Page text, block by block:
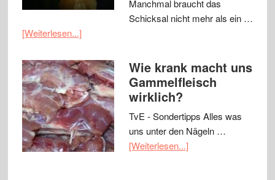
Manchmal braucht das
Schicksal nicht mehr als ein …
[Weiterlesen...]
Wie krank macht uns
Gammelfleisch
wirklich?
TvE - Sondertipps Alles was
uns unter den Nägeln …
[Weiterlesen...]